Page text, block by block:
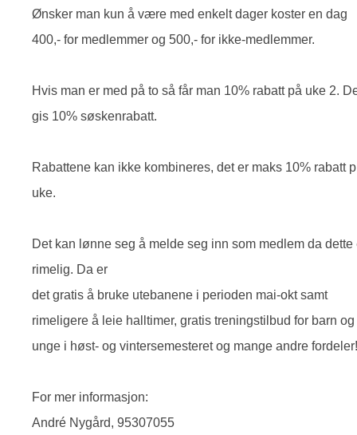
Ønsker man kun å være med enkelt dager koster en dag
400,- for medlemmer og 500,- for ikke-medlemmer.
Hvis man er med på to så får man 10% rabatt på uke 2.
gis 10% søskenrabatt.
Rabattene kan ikke kombineres, det er maks 10% rabatt
uke.
Det kan lønne seg å melde seg inn som medlem da dette
rimelig. Da er
det gratis å bruke utebanene i perioden mai-okt samt
rimeligere å leie halltimer, gratis treningstilbud for barn og
unge i høst- og vintersemesteret og mange andre fordeler!
For mer informasjon:
André Nygård, 95307055